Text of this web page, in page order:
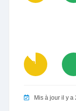
88
Mis à jour il y a